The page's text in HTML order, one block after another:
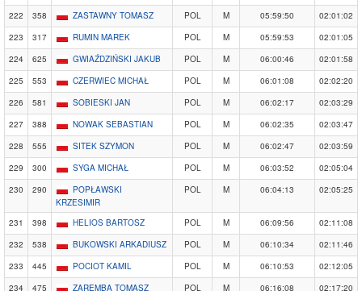
222
358 ZASTAWNY TOMASZ POL M 05:59:50
02:01:02
223
317 RUMIN MAREK POL M 05:59:53
02:01:05
224
625 GWIAŹDZIŃSKI JAKUB POL M 06:00:46
02:01:58
225
553 CZERWIEC MICHAŁ POL M 06:01:08
02:02:20
226
581 SOBIESKI JAN POL M 06:02:17
02:03:29
227
388 NOWAK SEBASTIAN POL M 06:02:35
02:03:47
228
555 SITEK SZYMON POL M 06:02:47
02:03:59
229
300 SYGA MICHAŁ POL M 06:03:52
02:05:04
230
290
POPŁAWSKI
KRZESIMIR
POL M 06:04:13 02:05:25
231 398 HELIOS BARTOSZ POL M 06:09:56
02:11:08
232
538 BUKOWSKI ARKADIUSZ POL M 06:10:34
02:11:46
233
445 POCIOT KAMIL POL M 06:10:53
02:12:05
234
475 ZAREMBA TOMASZ POL M 06:16:08
02:17:20